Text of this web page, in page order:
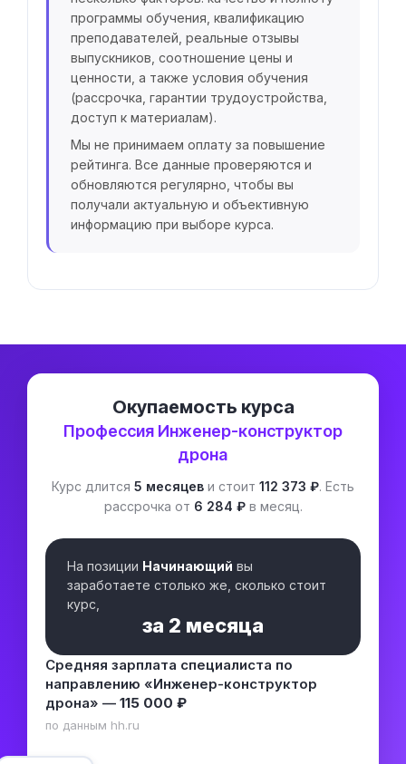
программы обучения, квалификацию
преподавателей, реальные отзывы
выпускников, соотношение цены и
ценности, а также условия обучения
(рассрочка, гарантии трудоустройства,
доступ к материалам).
Мы не принимаем оплату за повышение
рейтинга. Все данные проверяются и
обновляются регулярно, чтобы вы
получали актуальную и объективную
информацию при выборе курса.
Окупаемость курса
Профессия Инженер-конструктор
дрона
Курс длится 5 месяцев и стоит 112 373 ₽. Есть
рассрочка от 6 284 ₽в месяц.
На позиции Начинающий вы
заработаете столько же, сколько стоит
курс,
за 2 месяца
Средняя зарплата специалиста по
направлению «Инженер-конструктор
дрона» — 115 000 ₽
по данным hh.ru